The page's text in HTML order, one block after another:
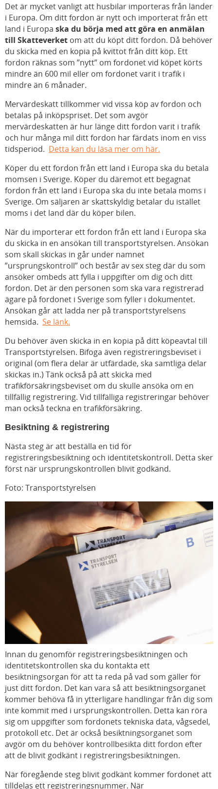
Det är mycket vanligt att husbilar importeras från länder
i Europa. Om ditt fordon är nytt och importerat från ett
land i Europa ska du börja med att göra en anmälan
till Skatteverket om att du köpt ditt fordon. Då behöver
du skicka med en kopia på kvittot från ditt köp. Ett
fordon räknas som ”nytt” om fordonet vid köpet körts
mindre än 600 mil eller om fordonet varit i trafik i
mindre än 6 månader.
Mervärdeskatt tillkommer vid vissa köp av fordon och
betalas på inköpspriset. Det som avgör
mervärdeskatten är hur länge ditt fordon varit i trafik
och hur många mil ditt fordon har färdats inom en viss
tidsperiod. Detta kan du läsa mer om här.
Köper du ett fordon från ett land i Europa ska du betala
momsen i Sverige. Köper du däremot ett begagnat
fordon från ett land i Europa ska du inte betala moms i
Sverige. Om säljaren är skattskyldig betalar du istället
moms i det land där du köper bilen.
När du importerar ett fordon från ett land i Europa ska
du skicka in en ansökan till transportstyrelsen. Ansökan
som skall skickas in går under namnet
”ursprungskontroll” och består av sex steg där du som
ansöker ombeds att fylla i uppgifter om dig och ditt
fordon. Det är den personen som ska vara registrerad
ägare på fordonet i Sverige som fyller i dokumentet.
Ansökan går att ladda ner på transportstyrelsens
hemsida. Se länk.
Du behöver även skicka in en kopia på ditt köpeavtal till
Transportstyrelsen. Bifoga även registreringsbeviset i
original (om flera delar är utfärdade, ska samtliga delar
skickas in.) Tänk också på att skicka med
trafikförsäkringsbeviset om du skulle ansöka om en
tillfällig registrering. Vid tillfälliga registreringar behöver
man också teckna en trafikförsäkring.
Besiktning & registrering
Nästa steg är att beställa en tid för
registreringsbesiktning och identitetskontroll. Detta sker
först när ursprungskontrollen blivit godkänd.
Foto: Transportstyrelsen
Innan du genomför registreringsbesiktningen och
identitetskontrollen ska du kontakta ett
besiktningsorgan för att ta reda på vad som gäller för
just ditt fordon. Det kan vara så att besiktningsorganet
kommer behöva få in ytterligare handlingar från dig som
inte kommit med i ursprungskontrollen. Detta kan röra
sig om uppgifter som fordonets tekniska data, vågsedel,
protokoll etc. Det är också besiktningsorganet som
avgör om du behöver kontrollbesikta ditt fordon efter
att de blivit godkänt i registreringsbesiktningen.
När föregående steg blivit godkänt kommer fordonet att
tilldelas ett registreringsnummer. När